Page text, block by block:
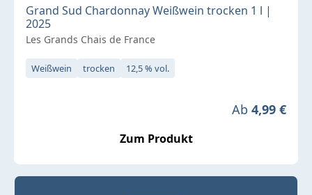
Grand Sud Chardonnay Weißwein trocken 1 l |
2025
Les Grands Chais de France
Weißwein trocken 12,5 % vol.
Regulärer
Ab 4,99 €
Zum Produkt